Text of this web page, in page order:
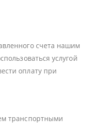
счета нашим
услугой
оплату при
транспортными